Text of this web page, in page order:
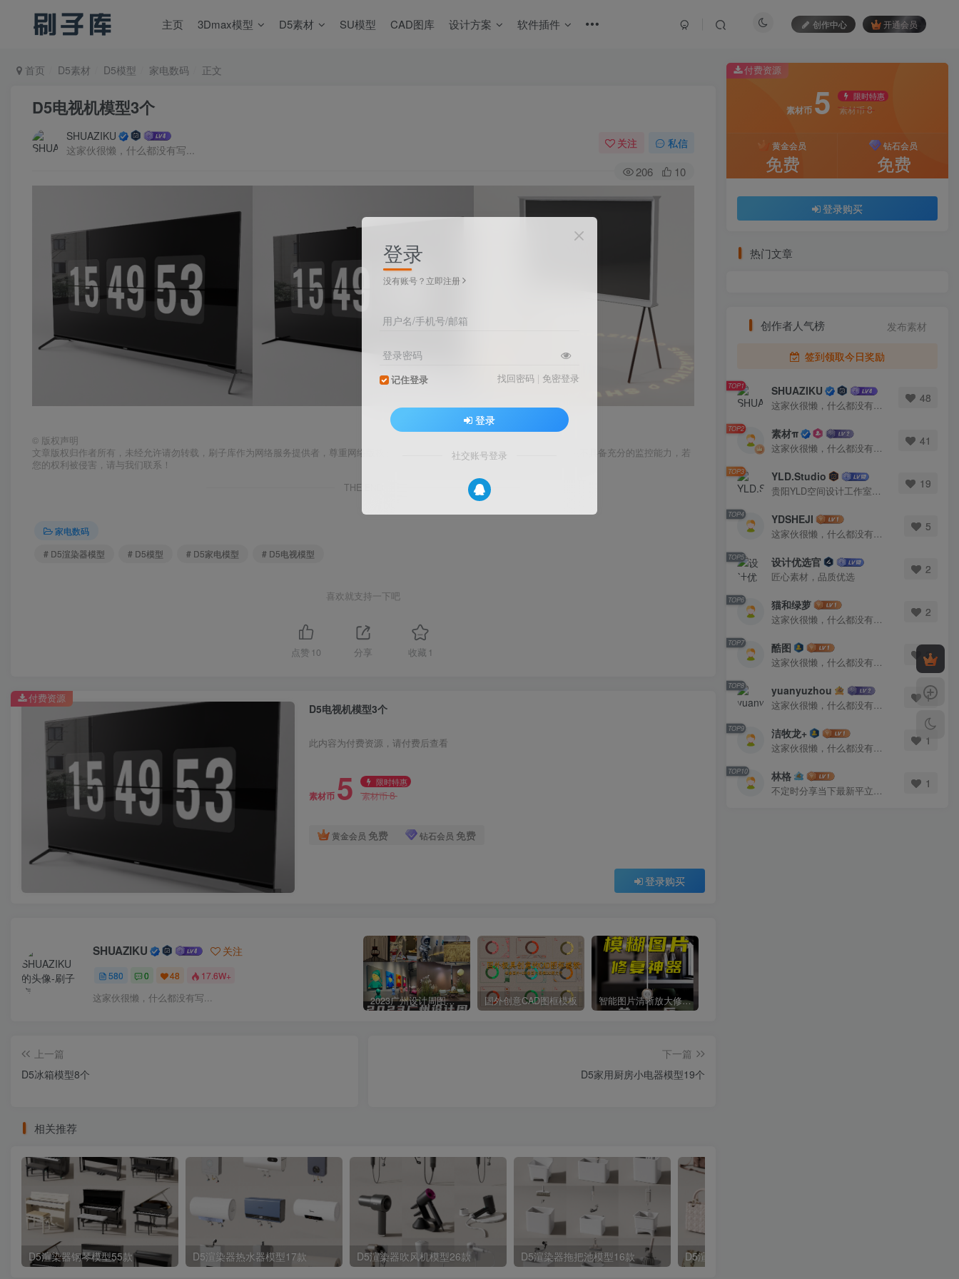
主页 3Dmax模型 D5素材 SU模型 CAD图库 设计方案 软件插件 创作中心 开通会员
首页 D5素材 D5模型 家电数码 正文
D5电视机模型3个
SHUAZIKU
这家伙很懒，什么都没有写...
关注 私信
206 10
© 版权声明
文章版权归作者所有，未经允许请勿转载，刷子库作为网络服务提供者，尊重网络版权及其他知识产权，对非法转载、盗版行为的发生不具备充分的监控能力，若
您的权利被侵害，请与我们联系！
THE END
家电数码
# D5渲染器模型
# D5模型 # D5家电模型 # D5电视模型
喜欢就支持一下吧
点赞 10 分享 收藏 1
D5电视机模型3个
此内容为付费资源，请付费后查看
素材币 5 限时特惠
素材币8
黄金会员 免费 钻石会员 免费
登录购买
付费资源
SHUAZIKU 关注
580 0 48 17.6W+
这家伙很懒，什么都没有写... 2023广州设计周图集更新至8000多张高清图+联系方式 国外创意CAD图框模板 智能图片清晰放大修复上色工具
上一篇
D5冰箱模型8个
下一篇
D5家用厨房小电器模型19个
相关推荐
D5渲染器钢琴模型55款 D5渲染器热水器模型17款 D5渲染器吹风机模型26款 D5渲染器拖把池模型16款 D5渲染器手提包模型45款
付费资源
素材币 5 限时特惠
素材币8
黄金会员
免费
钻石会员
免费
登录购买
热门文章
创作者人气榜 发布素材
签到领取今日奖励
TOP1 SHUAZIKU
这家伙很懒，什么都没有写...
48
TOP2 素材π
这家伙很懒，什么都没有写...
41
TOP3 YLD.Studio
贵阳YLD空间设计工作室，高端设计图库 ADVANCED CAD TEMPLATE 系列作者。联系邮箱：yld.studio@foxmail.com
19
TOP4 YDSHEJI
这家伙很懒，什么都没有写...
5
TOP5 设计优选官
匠心素材，品质优选
2
TOP6 猫和绿萝
这家伙很懒，什么都没有写...
2
TOP7 酷图
这家伙很懒，什么都没有写...
2
TOP8 yuanyuzhou
这家伙很懒，什么都没有写...
1
TOP9 洁牧龙+
这家伙很懒，什么都没有写...
1
TOP10 林格
不定时分享当下最新平立面图库
1
登录
没有账号？立即注册
用户名/手机号/邮箱
登录密码
记住登录 找回密码 | 免密登录
登录
社交账号登录